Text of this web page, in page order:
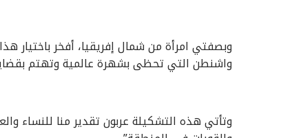
وبصفتي امرأة من شمال إفريقيا، أفخر باختيار
واشنطن التي تحظى بشهرة عالمية وتهتم
وتأتي هذه التشكيلة عربون تقدير منا للنساء